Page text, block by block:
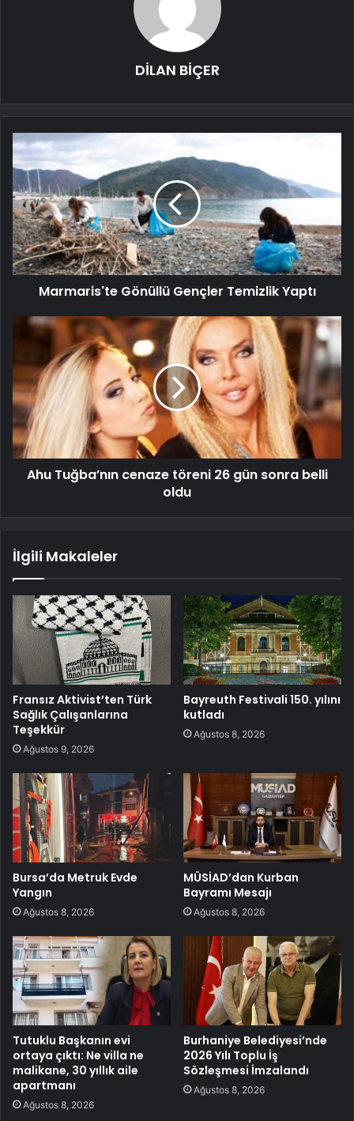
DİLAN BİÇER
Marmaris'te Gönüllü Gençler Temizlik Yaptı
Ahu Tuğba’nın cenaze töreni 26 gün sonra belli
oldu
İlgili Makaleler
Fransız Aktivist’ten Türk
Sağlık Çalışanlarına
Teşekkür
Ağustos 9, 2026
Bayreuth Festivali 150. yılını
kutladı
Ağustos 8, 2026
Bursa’da Metruk Evde
Yangın
Ağustos 8, 2026
MÜSİAD’dan Kurban
Bayramı Mesajı
Ağustos 8, 2026
Tutuklu Başkanın evi
ortaya çıktı: Ne villa ne
malikane, 30 yıllık aile
apartmanı
Ağustos 8, 2026
Burhaniye Belediyesi’nde
2026 Yılı Toplu İş
Sözleşmesi İmzalandı
Ağustos 8, 2026